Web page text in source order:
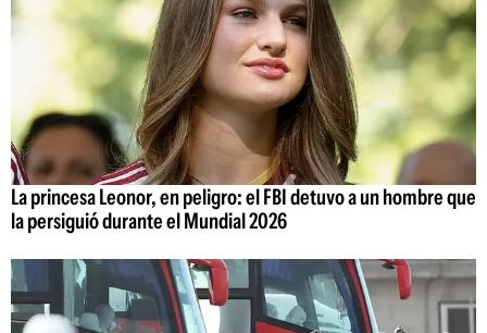
La princesa Leonor, en peligro: el FBI detuvo a un hombre que
la persiguió durante el Mundial 2026